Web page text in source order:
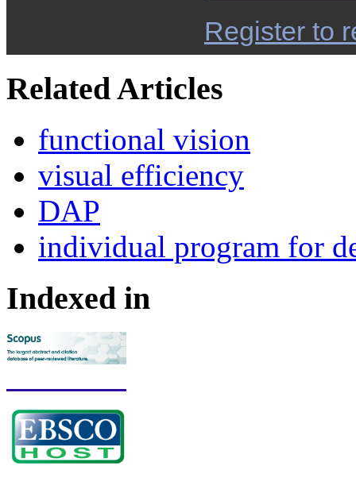
Register to
Related Articles
functional vision
visual efficiency
DAP
individual program for
Indexed in